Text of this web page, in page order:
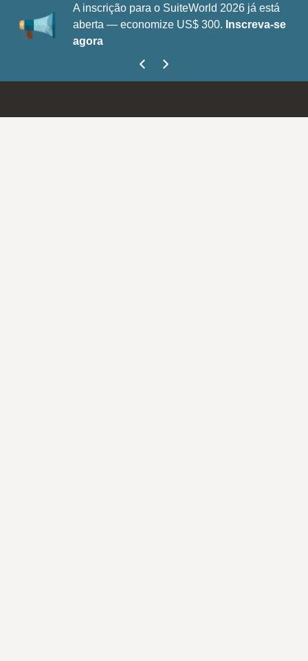
A inscrição para o SuiteWorld 2026 já está
aberta — economize US$ 300. Inscreva-se
agora